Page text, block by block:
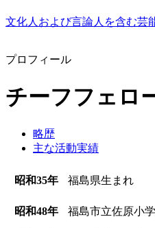
文化人および言論人を含む芸
プロフィール
チーフフェロ
略歴
主な活動実績
昭和35年 福島県生まれ
昭和48年 福島市立佐原小